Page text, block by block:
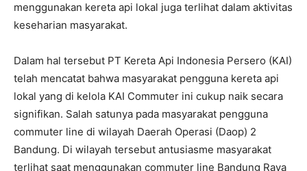
menggunakan kereta api lokal juga terlihat dalam aktivitas
keseharian masyarakat.
Dalam hal tersebut PT Kereta Api Indonesia Persero (KAI)
telah mencatat bahwa masyarakat pengguna kereta api
lokal yang di kelola KAI Commuter ini cukup naik secara
signifikan. Salah satunya pada masyarakat pengguna
commuter line di wilayah Daerah Operasi (Daop) 2
Bandung. Di wilayah tersebut antusiasme masyarakat
terlihat saat menggunakan commuter line Bandung Raya